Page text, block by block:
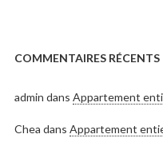
COMMENTAIRES RÉCENTS
admin dans Appartement
Chea dans Appartement